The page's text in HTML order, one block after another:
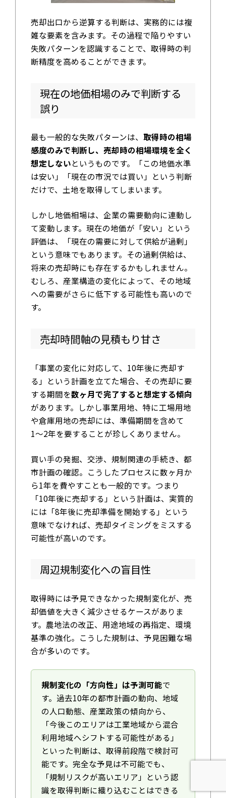
売却出口から逆算する判断は、実務的には複
雑な要素を含みます。その過程で陥りやすい
失敗パターンを認識することで、取得時の判
断精度を高めることができます。
現在の地価相場のみで判断する
誤り
最も一般的な失敗パターンは、 取得時の相場
感度のみで判断し、売却時の相場環境を全く
想定しないというものです。「この地価水準
は安い」「現在の市況では買い」という判断
だけで、土地を取得してしまいます。
しかし地価相場は、企業の需要動向に連動し
て変動します。現在の地価が「安い」という
評価は、「現在の需要に対して供給が過剰」
という意味でもあります。その過剰供給は、
将来の売却時にも存在するかもしれません。
むしろ、産業構造の変化によって、その地域
への需要がさらに低下する可能性も高いので
す。
売却時間軸の見積もり甘さ
「事業の変化に対応して、10年後に売却す
る」という計画を立てた場合、その売却に要
する期間を数ヶ月で完了すると想定する傾向
があります。しかし事業用地、特に工場用地
や倉庫用地の売却には、準備期間を含めて
1〜2年を要することが珍しくありません。
買い手の発掘、交渉、規制関連の手続き、都
市計画の確認。こうしたプロセスに数ヶ月か
ら1年を費やすことも一般的です。つまり
「10年後に売却する」という計画は、実質的
には「8年後に売却準備を開始する」という
意味でなければ、売却タイミングをミスする
可能性が高いのです。
周辺規制変化への盲目性
取得時には予見できなかった規制変化が、売
却価値を大きく減少させるケースがありま
す。農地法の改正、用途地域の再指定、環境
基準の強化。こうした規制は、予見困難な場
合が多いのです。
規制変化の「方向性」は予測可能で
す。過去10年の都市計画の動向、地域
の人口動態、産業政策の傾向から、
「今後このエリアは工業地域から混合
利用地域へシフトする可能性がある」
といった判断は、取得前段階で検討可
能です。完全な予見は不可能でも、
「規制リスクが高いエリア」という認
識を取得判断に織り込むことはできる